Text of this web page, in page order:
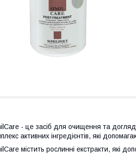
- це засіб для очищення та
активних інгредієнтів, які
містить рослинні екстракти, які